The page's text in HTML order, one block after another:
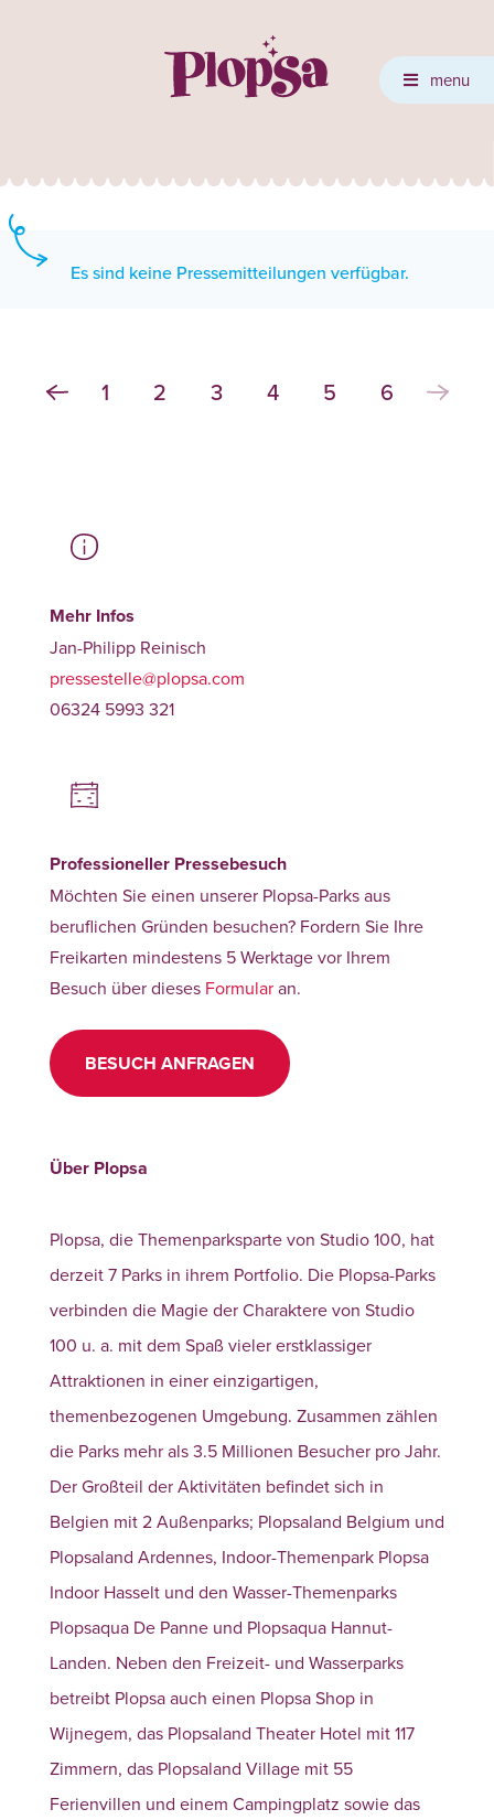
menu
Es sind keine Pressemitteilungen verfügbar.
1 2 3 4 5 6
Mehr Infos
Jan-Philipp Reinisch
pressestelle@plopsa.com
06324 5993 321
Professioneller Pressebesuch
Möchten Sie einen unserer Plopsa-Parks aus
beruflichen Gründen besuchen? Fordern Sie Ihre
Freikarten mindestens 5 Werktage vor Ihrem
Besuch über dieses Formularan.
BESUCH ANFRAGEN
Über Plopsa
Plopsa, die Themenparksparte von Studio 100, hat
derzeit 7 Parks in ihrem Portfolio. Die Plopsa-Parks
verbinden die Magie der Charaktere von Studio
100 u. a. mit dem Spaß vieler erstklassiger
Attraktionen in einer einzigartigen,
themenbezogenen Umgebung. Zusammen zählen
die Parks mehr als 3.5 Millionen Besucher pro Jahr.
Der Großteil der Aktivitäten befindet sich in
Belgien mit 2 Außenparks; Plopsaland Belgium und
Plopsaland Ardennes, Indoor-Themenpark Plopsa
Indoor Hasselt und den Wasser-Themenparks
Plopsaqua De Panne und Plopsaqua Hannut-
Landen. Neben den Freizeit- und Wasserparks
betreibt Plopsa auch einen Plopsa Shop in
Wijnegem, das Plopsaland Theater Hotel mit 117
Zimmern, das Plopsaland Village mit 55
Ferienvillen und einem Campingplatz sowie das